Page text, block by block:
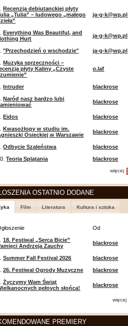
Recenzja debiutanckiej płyty
„Tulia” – ludowego „małego
ja-g-k@wp.pl
Everything Was Beautiful, and
Hurt
ja-g-k@wp.pl
"Przechodzień o wschodzie"
ja-g-k@wp.pl
Muzyka sprzeczności –
płyty Kaliny „Czyste
o.laf
Intruder
blackrose
Naród nasz bardzo lubi
blackrose
Eidos
blackrose
Kwasożłopy w studiu im.
Osieckiej w Warszawie
blackrose
Odbycie Szaleństwa
blackrose
Teoria Splątania blackrose
więcej
OSTATNIO DODANE
Film Literatura Kultura i sztuka
Od
18. Festiwal „Serca Bicie”
Andrzeja Zauchy
blackrose
Summer Fall Festival 2026
blackrose
26. Festiwal Ogrody Muzyczne
blackrose
Życzymy Wam Świąt
pełnych słońca!
blackrose
więcej
PREMIERY